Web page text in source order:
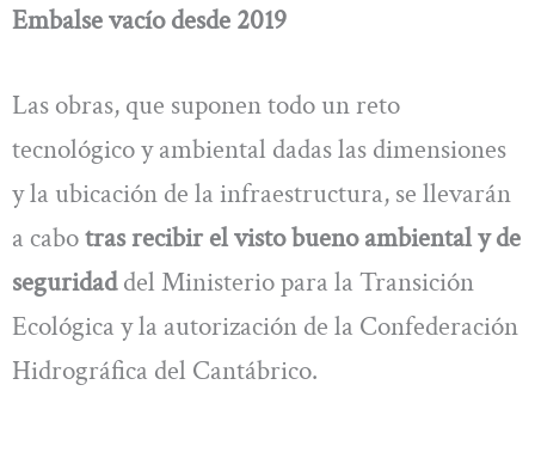
Embalse vacío desde 2019
Las obras, que suponen todo un reto
tecnológico y ambiental dadas las dimensiones
y la ubicación de la infraestructura, se llevarán
a cabotras recibir el visto bueno ambiental y de
seguridaddel Ministerio para la Transición
Ecológica y la autorización de la Confederación
Hidrográfica del Cantábrico.